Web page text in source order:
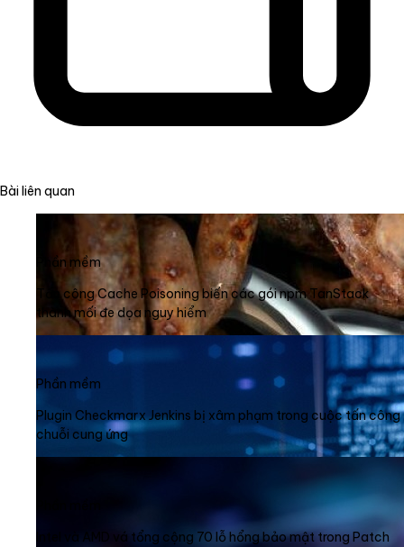
Bài liên quan
Phần mềm
Tấn công Cache Poisoning biến các gói npm TanStack
thành mối đe dọa nguy hiểm
Phần mềm
Plugin Checkmarx Jenkins bị xâm phạm trong cuộc tấn công
chuỗi cung ứng
Intel và AMD vá tổng cộng 70 lỗ hổng bảo mật trong Patch